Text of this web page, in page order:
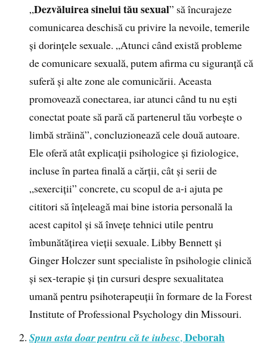
„Dezvăluirea sinelui tău sexual” să încurajeze
comunicarea deschisă cu privire la nevoile, temerile
și dorințele sexuale. „Atunci când există probleme
de comunicare sexuală, putem afirma cu siguranță că
suferă și alte zone ale comunicării. Aceasta
promovează conectarea, iar atunci când tu nu ești
conectat poate să pară că partenerul tău vorbește o
limbă străină”, concluzionează cele două autoare.
Ele oferă atât explicații psihologice și fiziologice,
incluse în partea finală a cărții, cât și serii de
„sexerciții” concrete, cu scopul de a-i ajuta pe
cititori să înțeleagă mai bine istoria personală la
acest capitol și să învețe tehnici utile pentru
îmbunătățirea vieții sexuale. Libby Bennett și
Ginger Holczer sunt specialiste în psihologie clinică
și sex-terapie și țin cursuri despre sexualitatea
umană pentru psihoterapeuții în formare de la Forest
Institute of Professional Psychology din Missouri.
Spun asta doar pentru că te iubesc,Deborah